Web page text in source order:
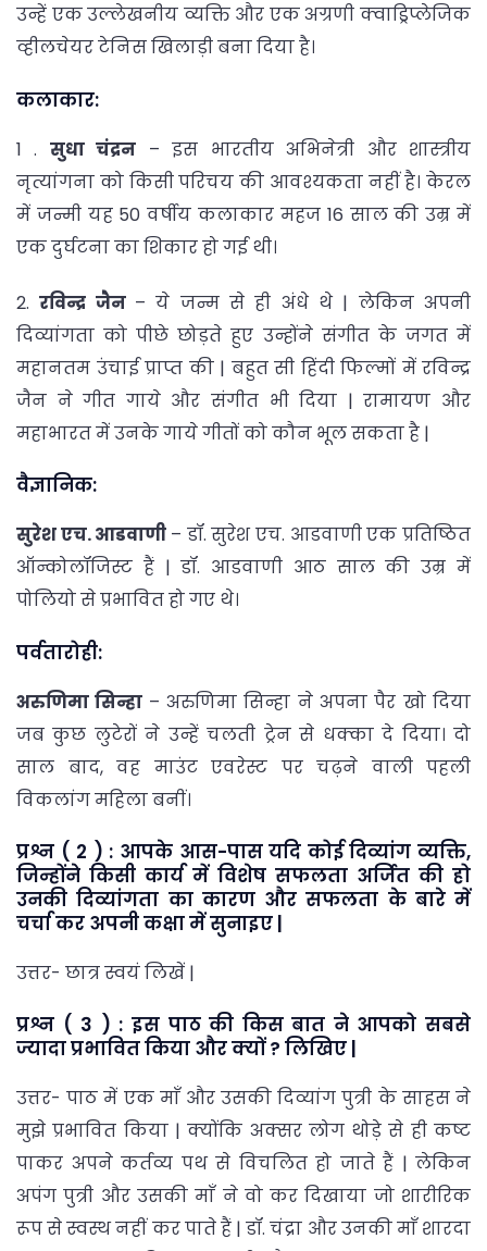
उन्हें एक उल्लेखनीय व्यक्ति और एक अग्रणी क्वाड्रिप्लेजिक
व्हीलचेयर टेनिस खिलाड़ी बना दिया है।
कलाकार:
1 . सुधा चंद्रन – इस भारतीय अभिनेत्री और शास्त्रीय
नृत्यांगना को किसी परिचय की आवश्यकता नहीं है। केरल
में जन्मी यह 50 वर्षीय कलाकार महज 16 साल की उम्र में
एक दुर्घटना का शिकार हो गई थी।
2.रविन्द्र जैन – ये जन्म से ही अंधे थे | लेकिन अपनी
दिव्यांगता को पीछे छोड़ते हुए उन्होंने संगीत के जगत में
महानतम उंचाई प्राप्त की | बहुत सी हिंदी फिल्मों में रविन्द्र
जैन ने गीत गाये और संगीत भी दिया | रामायण और
महाभारत में उनके गाये गीतों को कौन भूल सकता है |
वैज्ञानिक:
सुरेश एच. आडवाणी – डॉ. सुरेश एच. आडवाणी एक प्रतिष्ठित
ऑन्कोलॉजिस्ट हैं | डॉ. आडवाणी आठ साल की उम्र में
पोलियो से प्रभावित हो गए थे।
पर्वतारोही:
अरुणिमा सिन्हा – अरुणिमा सिन्हा ने अपना पैर खो दिया
जब कुछ लुटेरों ने उन्हें चलती ट्रेन से धक्का दे दिया। दो
साल बाद, वह माउंट एवरेस्ट पर चढ़ने वाली पहली
विकलांग महिला बनीं।
प्रश्न ( 2 ) : आपके आस-पास यदि कोई दिव्यांग व्यक्ति,
जिन्होंने किसी कार्य में विशेष सफलता अर्जित की हो
उनकी दिव्यांगता का कारण और सफलता के बारे में
चर्चा कर अपनी कक्षा में सुनाइए |
उत्तर- छात्र स्वयं लिखें |
प्रश्न ( 3 ) : इस पाठ की किस बात ने आपको सबसे
ज्यादा प्रभावित किया और क्यों ? लिखिए |
उत्तर- पाठ में एक माँ और उसकी दिव्यांग पुत्री के साहस ने
मुझे प्रभावित किया | क्योंकि अक्सर लोग थोड़े से ही कष्ट
पाकर अपने कर्तव्य पथ से विचलित हो जाते हैं | लेकिन
अपंग पुत्री और उसकी माँ ने वो कर दिखाया जो शारीरिक
रूप से स्वस्थ नहीं कर पाते हैं | डॉ. चंद्रा और उनकी माँ शारदा